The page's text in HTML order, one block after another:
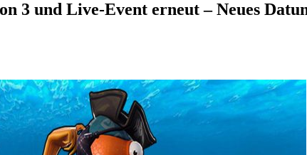
3 und Live-Event erneut – Neues